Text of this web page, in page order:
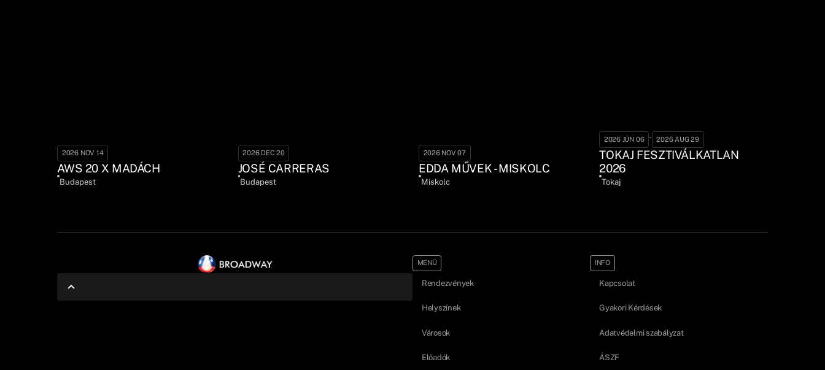
2026 NOV 14
AWS 20 X MADÁCH
Budapest
2026 DEC 20
JOSÉ CARRERAS
Budapest
2026 NOV 07
EDDA MŰVEK - MISKOLC
Miskolc
2026 JÚN 06 - 2026 AUG 29
TOKAJ FESZTIVÁLKATLAN
2026
Tokaj
MENÜ
Rendezvények
Helyszínek
Városok
Előadók
INFO
Kapcsolat
Gyakori Kérdések
Adatvédelmi szabályzat
ÁSZF